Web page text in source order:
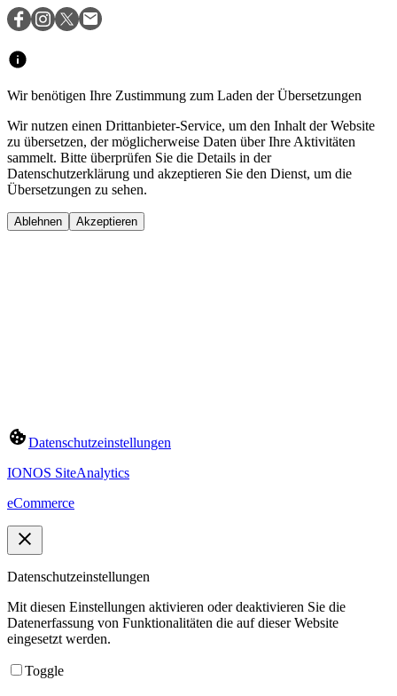
Wir benötigen Ihre Zustimmung zum Laden der Übersetzungen
Wir nutzen einen Drittanbieter-Service, um den Inhalt der Website
zu übersetzen, der möglicherweise Daten über Ihre Aktivitäten
sammelt. Bitte überprüfen Sie die Details in der
Datenschutzerklärung und akzeptieren Sie den Dienst, um die
Übersetzungen zu sehen.
Ablehnen Akzeptieren
Datenschutzeinstellungen
IONOS SiteAnalytics
eCommerce
Datenschutzeinstellungen
Mit diesen Einstellungen aktivieren oder deaktivieren Sie die
Datenerfassung von Funktionalitäten die auf dieser Website
eingesetzt werden.
Toggle